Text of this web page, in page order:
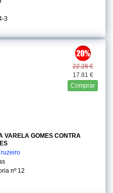
3
22.26 €
17.81 €
Comprar
VARELA GOMES CONTRA
nº 12